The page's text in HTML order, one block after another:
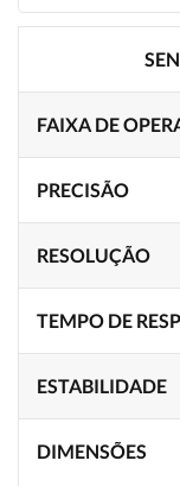
FAIXA DE
PRECISÃO
RESOLUÇÃO
TEMPO DE
ESTABILIDADE
DIMENSÕES